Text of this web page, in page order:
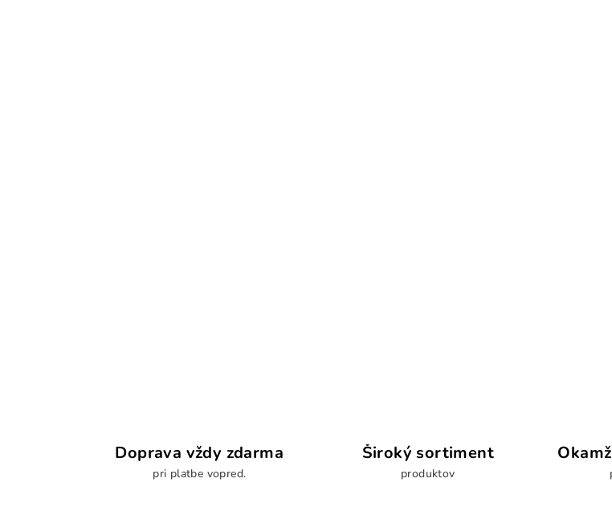
Doprava vždy zdarma
pri platbe vopred.
Široký sortiment
produktov